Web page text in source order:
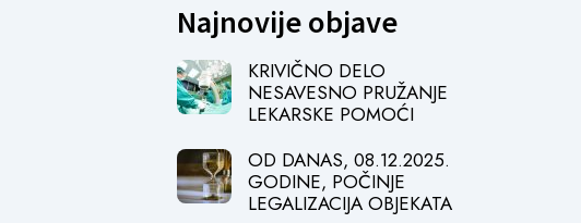
Najnovije objave
KRIVIČNO DELO
NESAVESNO PRUŽANJE
LEKARSKE POMOĆI
OD DANAS, 08.12.2025.
GODINE, POČINJE
LEGALIZACIJA OBJEKATA